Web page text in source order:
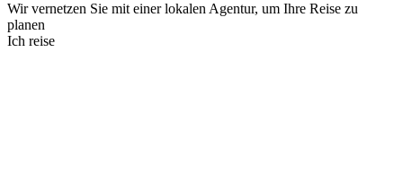
Wir vernetzen Sie mit einer lokalen Agentur, um Ihre Reise zu
planen
Ich reise